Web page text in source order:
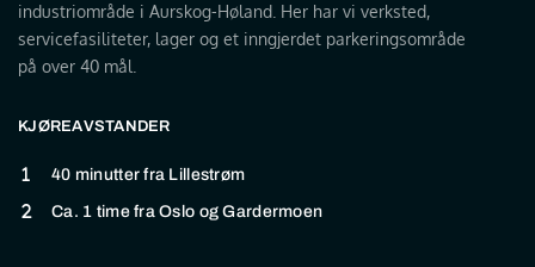
industriområde i Aurskog-Høland. Her har vi verksted,
servicefasiliteter, lager og et inngjerdet parkeringsområde
på over 40 mål.
KJØREAVSTANDER
40 minutter fra Lillestrøm
Ca. 1 time fra Oslo og Gardermoen